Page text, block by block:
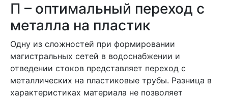
П – оптимальный переход с
металла на пластик
Одну из сложностей при формировании
магистральных сетей в водоснабжении и
отведении стоков представляет переход с
металлических на пластиковые трубы. Разница в
характеристиках материала не позволяет